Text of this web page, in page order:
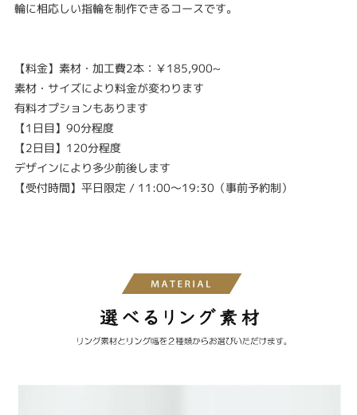
輪に相応しい指輪を制作できるコースです。
【料金】素材・加工費2本：￥185,900~
素材・サイズにより料金が変わります
有料オプションもあります
【1日目】90分程度
【2日目】120分程度
デザインにより多少前後します
【受付時間】平日限定 / 11:00〜19:30（事前予約制）